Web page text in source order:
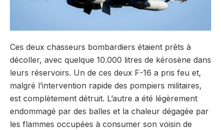
Ces deux chasseurs bombardiers étaient prêts à
décoller, avec quelque 10.000 litres de kérosène dans
leurs réservoirs. Un de ces deux F-16 a pris feu et,
malgré l’intervention rapide des pompiers militaires,
est complètement détruit. L’autre a été légèrement
endommagé par des balles et la chaleur dégagée par
les flammes occupées à consumer son voisin de